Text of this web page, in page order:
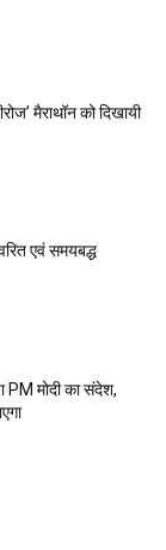
मैराथॉन को दिखायी
एवं समयबद्ध
PM मोदी का संदेश,